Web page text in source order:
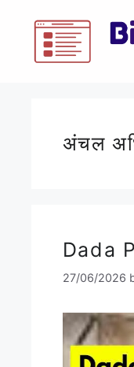
अंचल
Dada
27/06/2026